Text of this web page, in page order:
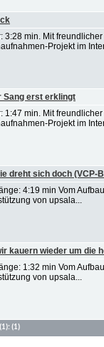
3:28 min. Mit
Projekt im
Sang erst erklingt
1:47 min. Mit
Projekt im
dreht sich doch (VCP-
4:19 min Vom
von upsala...
kauern wieder um die
1:32 min Vom
von upsala...
(1): (1)